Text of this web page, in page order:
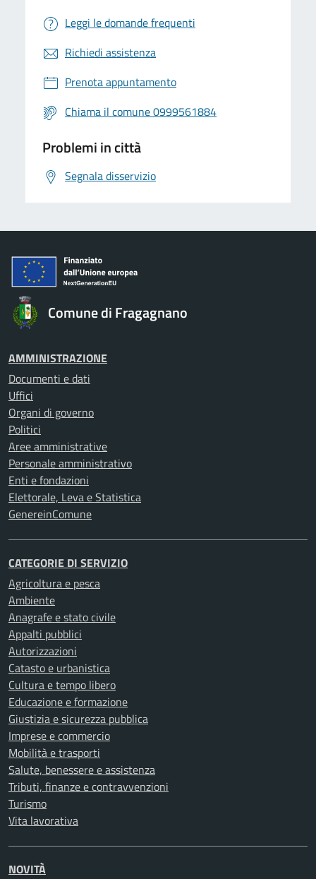
Leggi le domande frequenti
Richiedi assistenza
Prenota appuntamento
Chiama il comune 0999561884
Problemi in città
Segnala disservizio
Comune di Fragagnano
AMMINISTRAZIONE
Documenti e dati
Uffici
Organi di governo
Politici
Aree amministrative
Personale amministrativo
Enti e fondazioni
Elettorale, Leva e Statistica
GenereinComune
CATEGORIE DI SERVIZIO
Agricoltura e pesca
Ambiente
Anagrafe e stato civile
Appalti pubblici
Autorizzazioni
Catasto e urbanistica
Cultura e tempo libero
Educazione e formazione
Giustizia e sicurezza pubblica
Imprese e commercio
Mobilità e trasporti
Salute, benessere e assistenza
Tributi, finanze e contravvenzioni
Turismo
Vita lavorativa
NOVITÀ